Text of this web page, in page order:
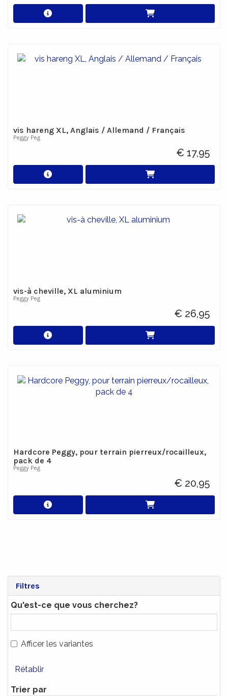
Filtres
Qu'est-ce que vous cherchez?
Afficer les variantes
Rétablir
Trier par
vis hareng XL, Anglais / Allemand / Français
Peggy Peg
€ 17,95
vis-à cheville, XL aluminium
Peggy Peg
€ 26,95
Hardcore Peggy, pour terrain pierreux/rocailleux,
pack de 4
Peggy Peg
€ 20,95